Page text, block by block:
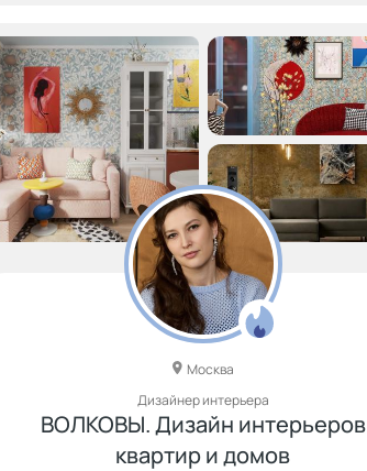
Москва
Дизайнер интерьера
ВОЛКОВЫ. Дизайн интерьеров
квартир и домов